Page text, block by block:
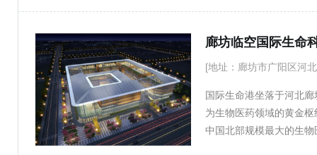
合，更是智力、资本与
于把握北京非首都功能
总部型企业，以及区域
廊坊临空国际生命
[地址：廊坊市广阳区河
国际生命港坐落于河北
为生物医药领域的黄金
中国北部规模最大的生